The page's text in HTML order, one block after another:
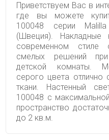
Приветствуем Вас в
где вы можете
100048 серии
(Швеция). Накладные
современном стиле
смелых решений
детской комнаты.
серого цвета отлично
ткани. Настенный
100048 с
пространство
до 2 кв.м.